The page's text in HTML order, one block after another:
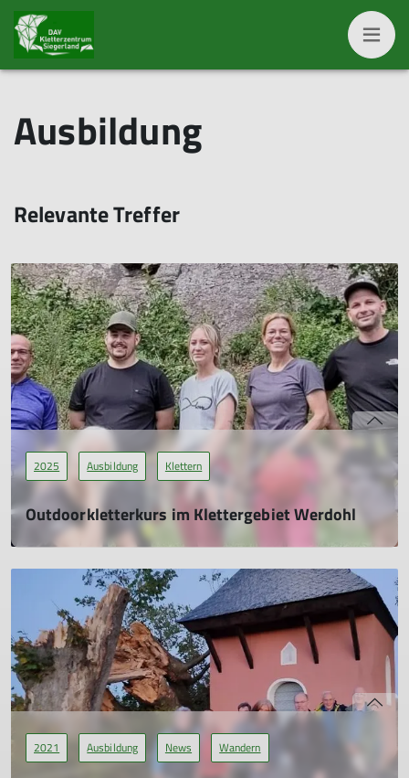
Ausbildung
Relevante Treffer
2025 Ausbildung Klettern
Outdoorkletterkurs im Klettergebiet Werdohl
27.05.2025
Nach einem Vortreffen am 14.05.2025 in der Kletterhalle, bei
dem die wichtigsten Informationen besprochen und die
ersten Techniken geübt wurden, trafen wir uns am
17.05.2025 morgens im Klettergebiet Werdohl an der
Lenneplatte. Wir, das waren Karin, unsere „Trainerin“ und 5
Teilnehmer*innen.
mehr erfahren
2021 Ausbildung News Wandern